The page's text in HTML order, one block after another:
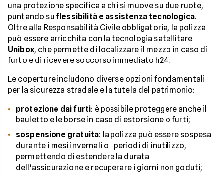
una protezione specifica a chi si muove su due ruote,
puntando su flessibilità e assistenza tecnologica.
Oltre alla Responsabilità Civile obbligatoria, la polizza
può essere arricchita con la tecnologia satellitare
Unibox, che permette di localizzare il mezzo in caso di
furto e di ricevere soccorso immediato h24.
Le coperture includono diverse opzioni fondamentali
per la sicurezza stradale e la tutela del patrimonio:
protezione dai furti: è possibile proteggere anche il
bauletto e le borse in caso di estorsione o furti;
sospensione gratuita: la polizza può essere sospesa
durante i mesi invernali o i periodi di inutilizzo,
permettendo di estendere la durata
dell'assicurazione e recuperare i giorni non goduti;